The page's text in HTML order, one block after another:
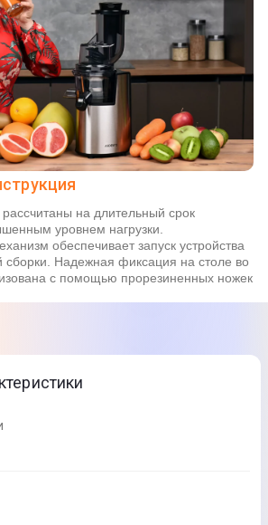
на длительный срок
уровнем нагрузки.
обеспечивает запуск устройства
сборки. Надежная фиксация на столе во
с помощью прорезиненных ножек